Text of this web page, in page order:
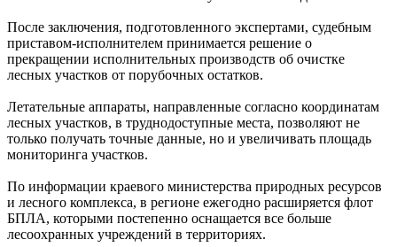
После заключения, подготовленного экспертами, судебным
приставом-исполнителем принимается решение о
прекращении исполнительных производств об очистке
лесных участков от порубочных остатков.
Летательные аппараты, направленные согласно координатам
лесных участков, в труднодоступные места, позволяют не
только получать точные данные, но и увеличивать площадь
мониторинга участков.
По информации краевого министерства природных ресурсов
и лесного комплекса, в регионе ежегодно расширяется флот
БПЛА, которыми постепенно оснащается все больше
лесоохранных учреждений в территориях.